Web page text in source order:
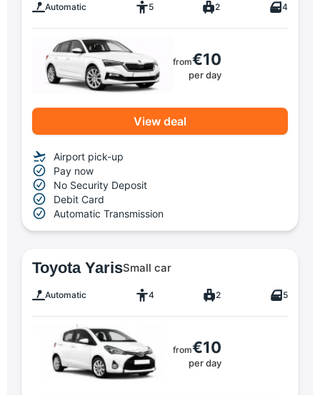
Automatic 5 2 4
from€10
per day
View deal
Airport pick-up
Pay now
No Security Deposit
Debit Card
Automatic Transmission
Toyota YarisSmall car
Automatic 4 2 5
from€10
per day